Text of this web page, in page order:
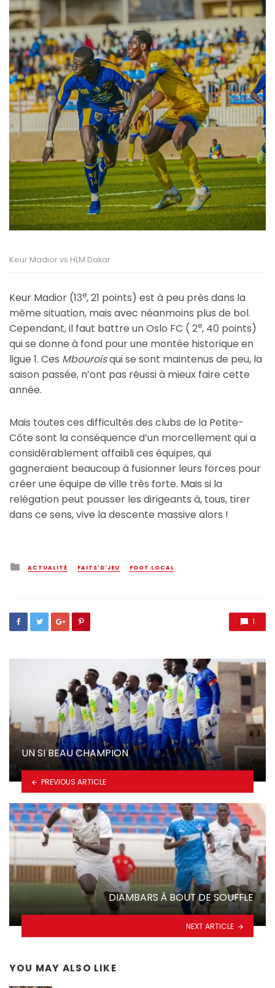
Keur Madior vs HLM Dakar
Keur Madior (13e, 21 points) est à peu près dans la
même situation, mais avec néanmoins plus de bol.
Cependant, il faut battre un Oslo FC ( 2e, 40 points)
qui se donne à fond pour une montée historique en
ligue 1. Ces Mbouroisqui se sont maintenus de peu, la
saison passée, n’ont pas réussi à mieux faire cette
année.
Mais toutes ces difficultés des clubs de la Petite-
Côte sont la conséquence d’un morcellement qui a
considérablement affaibli ces équipes, qui
gagneraient beaucoup à fusionner leurs forces pour
créer une équipe de ville très forte. Mais si la
relégation peut pousser les dirigeants à, tous, tirer
dans ce sens, vive la descente massive alors !
Posted
in
ACTUALITÉ FAITS'D'JEU FOOT LOCAL
1
UN SI BEAU CHAMPION
PREVIOUS ARTICLE
DIAMBARS À BOUT DE SOUFFLE
NEXT ARTICLE
YOU MAY ALSO LIKE